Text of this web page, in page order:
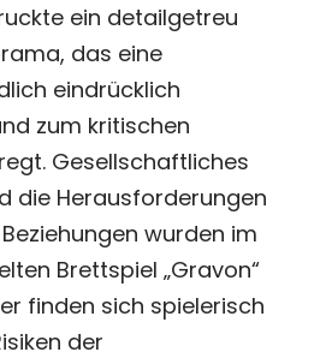
ein detailgetreu
das eine
eindrücklich
zum kritischen
Gesellschaftliches
die Herausforderungen
wurden im
Brettspiel „Gravon“
finden sich spielerisch
der